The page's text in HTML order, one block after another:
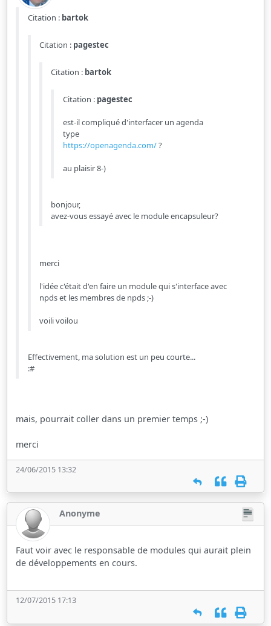
Citation : bartok
Citation : pagestec
Citation : bartok
Citation : pagestec
est-il compliqué d'interfacer un agenda
type
https://openagenda.com/?
au plaisir 8-)
bonjour,
avez-vous essayé avec le module encapsuleur?
merci
l'idée c'était d'en faire un module qui s'interface avec
npds et les membres de npds ;-)
voili voilou
Effectivement, ma solution est un peu courte...
:#
mais, pourrait coller dans un premier temps ;-)
merci
24/06/2015 13:32
Anonyme
Faut voir avec le responsable de modules qui aurait plein
de développements en cours.
12/07/2015 17:13